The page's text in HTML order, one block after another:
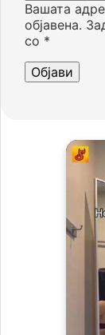
Вашата
објавена.
со *